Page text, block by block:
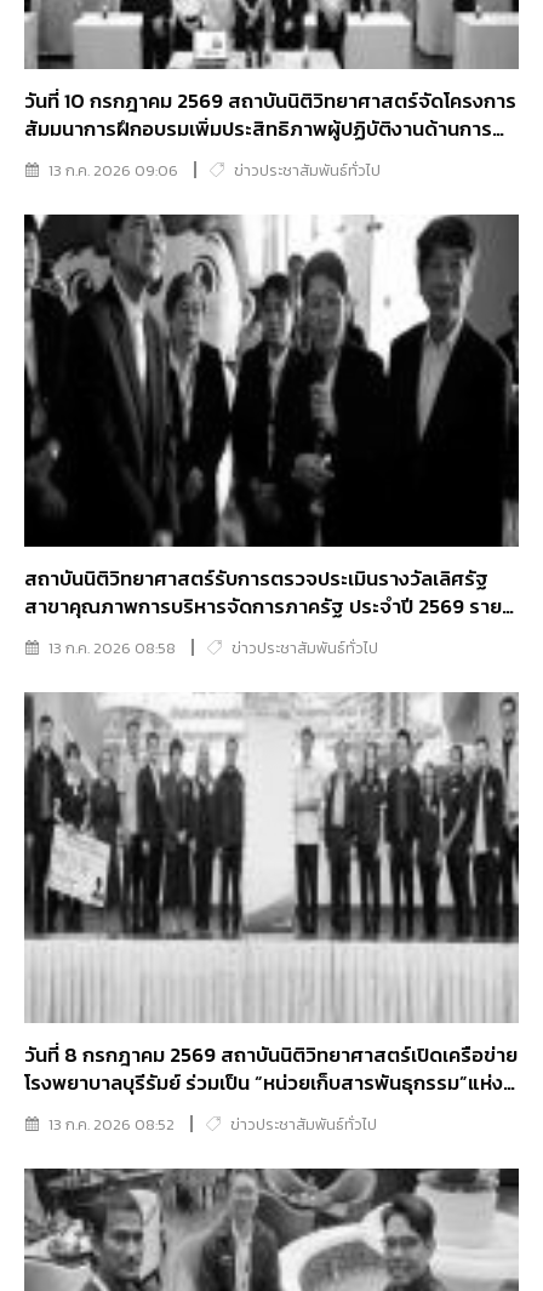
วันที่ 10 กรกฎาคม 2569 สถาบันนิติวิทยาศาสตร์จัดโครงการ
สัมมนาการฝึกอบรมเพิ่มประสิทธิภาพผู้ปฏิบัติงานด้านการ
ชันสูตรพลิกศพ
13 ก.ค. 2026 09:06 ข่าวประชาสัมพันธ์ทั่วไป
สถาบันนิติวิทยาศาสตร์รับการตรวจประเมินรางวัลเลิศรัฐ
สาขาคุณภาพการบริหารจัดการภาครัฐ ประจำปี 2569 ราย
หมวด หมวด 1 ด้านการนำองค์การและความรับผิดชอบต่อ
สังคม13 ก.ค. 2026 08:58 ข่าวประชาสัมพันธ์ทั่วไป
วันที่ 8 กรกฎาคม 2569 สถาบันนิติวิทยาศาสตร์เปิดเครือข่าย
โรงพยาบาลบุรีรัมย์ ร่วมเป็น “หน่วยเก็บสารพันธุกรรม”แห่งที่
35 13 ก.ค. 2026 08:52 ข่าวประชาสัมพันธ์ทั่วไป